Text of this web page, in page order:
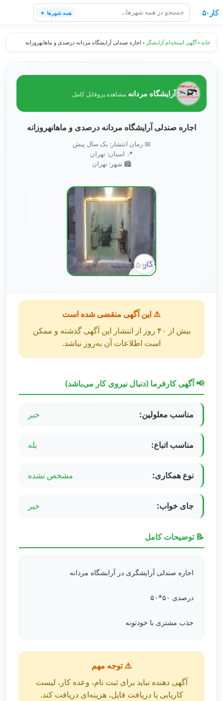
کار۵۰ همه شهرها ▼
خانه ›آگهی استخدام آرایشگر › اجاره صندلی آرایشگاه مردانه درصدی و ماهانهروزانه
آرایشگاه مردانه مشاهده پروفایل کامل
اجاره صندلی آرایشگاه مردانه درصدی و ماهانهروزانه
📅 زمان انتشار: یک سال پیش
📍 استان: تهران
🏙️ شهر: تهران
⚠️ این آگهی منقضی شده است
بیش از ۴۰ روز از انتشار این آگهی گذشته و ممکن
است اطلاعات آن به‌روز نباشد.
📢 آگهی کارفرما (دنبال نیروی کار می‌باشد)
مناسب معلولین: خیر
مناسب اتباع: بله
نوع همکاری: مشخص نشده
جای خواب: خیر
📝 توضیحات کامل
اجاره صندلی آرایشگری در آرایشگاه مردانه
درصدی ۵۰*۵۰
جذب مشتری با خودتونه
⚠️ توجه مهم
آگهی دهنده نباید برای ثبت نام، وعده کار، لیست
کاریابی یا دریافت فایل، هزینه‌ای دریافت کند.